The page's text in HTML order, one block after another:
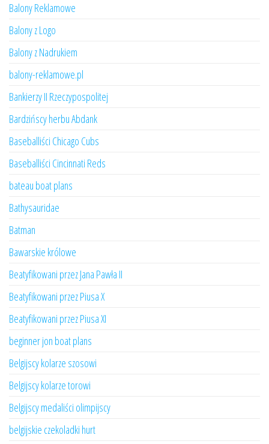
Balony Reklamowe
Balony z Logo
Balony z Nadrukiem
balony-reklamowe.pl
Bankierzy II Rzeczypospolitej
Bardzińscy herbu Abdank
Baseballiści Chicago Cubs
Baseballiści Cincinnati Reds
bateau boat plans
Bathysauridae
Batman
Bawarskie królowe
Beatyfikowani przez Jana Pawła II
Beatyfikowani przez Piusa X
Beatyfikowani przez Piusa XI
beginner jon boat plans
Belgijscy kolarze szosowi
Belgijscy kolarze torowi
Belgijscy medaliści olimpijscy
belgijskie czekoladki hurt